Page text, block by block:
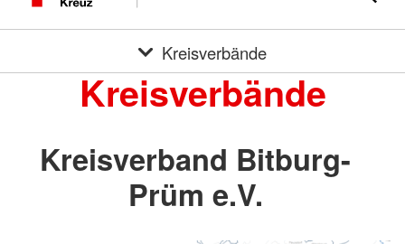
Kreisverbände
Kreisverbände
Kreisverband Bitburg-
Prüm e.V.